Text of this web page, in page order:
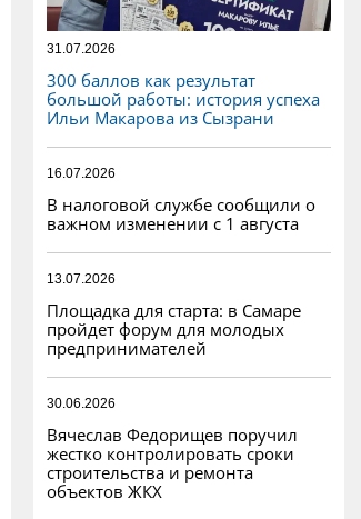
31.07.2026
300 баллов как результат
большой работы: история успеха
Ильи Макарова из Сызрани
16.07.2026
В налоговой службе сообщили о
важном изменении с 1 августа
13.07.2026
Площадка для старта: в Самаре
пройдет форум для молодых
предпринимателей
30.06.2026
Вячеслав Федорищев поручил
жестко контролировать сроки
строительства и ремонта
объектов ЖКХ